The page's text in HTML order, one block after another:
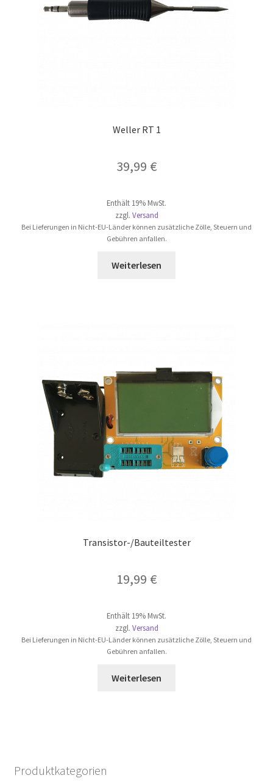
Weller RT 1
39,99 €
Enthält 19% MwSt.
zzgl. Versand
Bei Lieferungen in Nicht-EU-Länder können zusätzliche Zölle, Steuern und
Gebühren anfallen.
Weiterlesen
Transistor-/Bauteiltester
19,99 €
Enthält 19% MwSt.
zzgl. Versand
Bei Lieferungen in Nicht-EU-Länder können zusätzliche Zölle, Steuern und
Gebühren anfallen.
Weiterlesen
Produktkategorien